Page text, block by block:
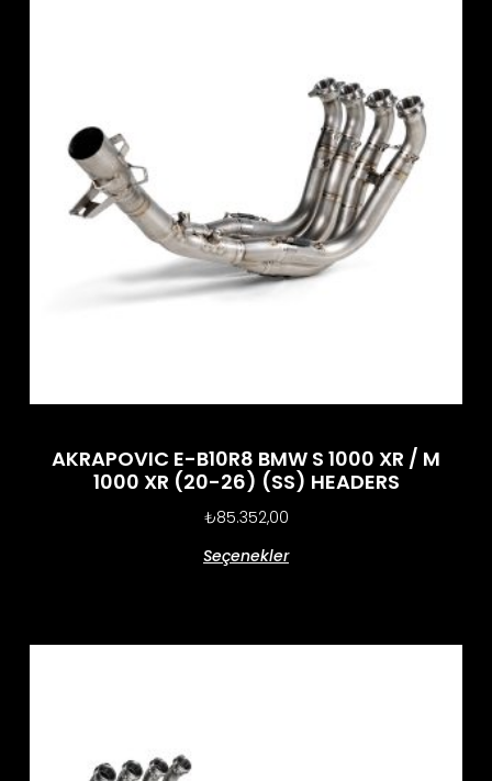
AKRAPOVIC E-B10R8 BMW S 1000 XR / M
1000 XR (20-26) (SS) HEADERS
₺85.352,00
Seçenekler